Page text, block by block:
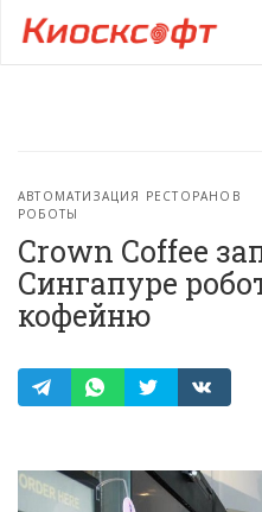
АВТОМАТИЗАЦИЯ РЕСТОРАНОВ
РОБОТЫ
Crown Coffee
Сингапуре
кофейню